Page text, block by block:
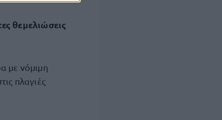
θεμελιώσεις
με νόμιμη
πλαγιές